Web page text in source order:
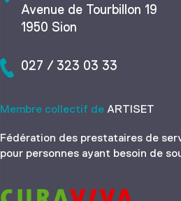
Avenue de Tourbillon 19
1950 Sion
027 / 323 03 33
Membre collectif de ARTISET
Fédération des prestataires de
pour personnes ayant besoin de